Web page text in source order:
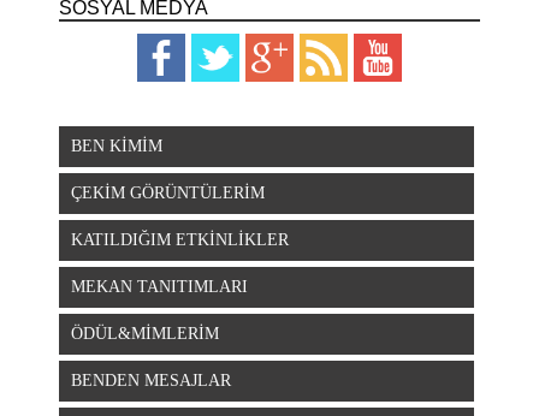
SOSYAL MEDYA
BEN KİMİM
ÇEKİM GÖRÜNTÜLERİM
KATILDIĞIM ETKİNLİKLER
MEKAN TANITIMLARI
ÖDÜL&MİMLERİM
BENDEN MESAJLAR